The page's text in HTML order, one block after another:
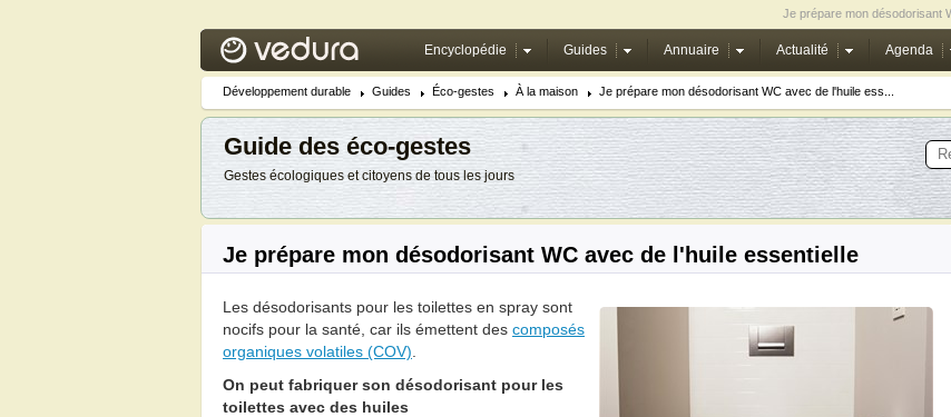
Je prépare mon désodorisant
Encyclopédie Guides Annuaire Actualité Agenda
Développement durable Guides Éco-gestes À la maison Je prépare mon désodorisant WC avec de l'huile ess...
Guide des éco-gestes
Gestes écologiques et citoyens de tous les jours
Je prépare mon désodorisant WC avec de l'huile essentielle
Les désodorisants pour les toilettes en spray sont
nocifs pour la santé, car ils émettent des composés
organiques volatiles (COV)
On peut fabriquer son désodorisant pour les
toilettes avec des huiles